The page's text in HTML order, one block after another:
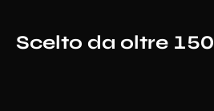
Scelto da oltre